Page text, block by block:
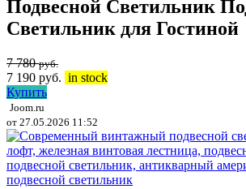
Подвесной Светильник
Светильник для Гостиной
7 780руб.
7 190 руб. in stock
Купить
Joom.ru
от 27.05.2026 11:52